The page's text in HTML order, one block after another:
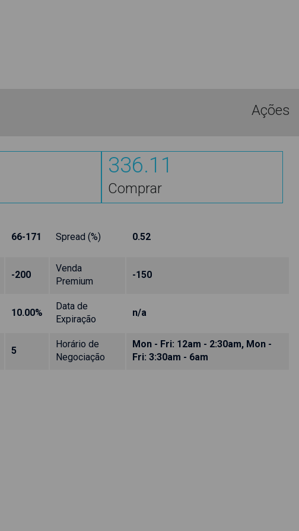
Ações
336.11
Comprar
66-171 Spread (%) 0.52
-200
Venda
Premium
-150
10.00%
Data de
Expiração
n/a
5
Horário de
Negociação
Mon - Fri: 12am - 2:30am, Mon -
Fri: 3:30am - 6am